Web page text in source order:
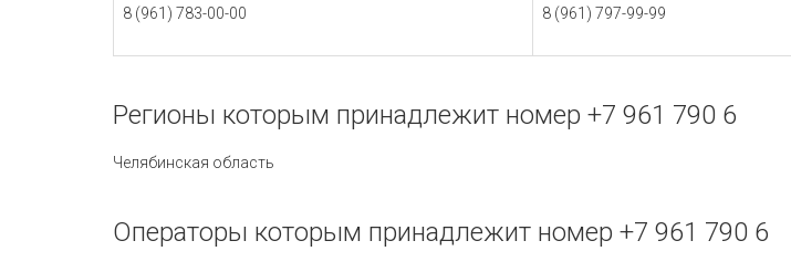
8 (961) 783-00-00 8 (961) 797-99-99
Регионы которым принадлежит номер +7 961 790 6
Челябинская область
Операторы которым принадлежит номер +7 961 790 6